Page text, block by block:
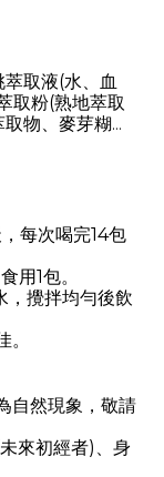
取液(水、血
取粉(熟地萃取
物、麥芽糊
、阿拉伯膠、
參萃取粉
紅
萃取粉(
每次喝完14包
用1包。
，攪拌均勻後飲
自然現象，敬請
來初經者)、身